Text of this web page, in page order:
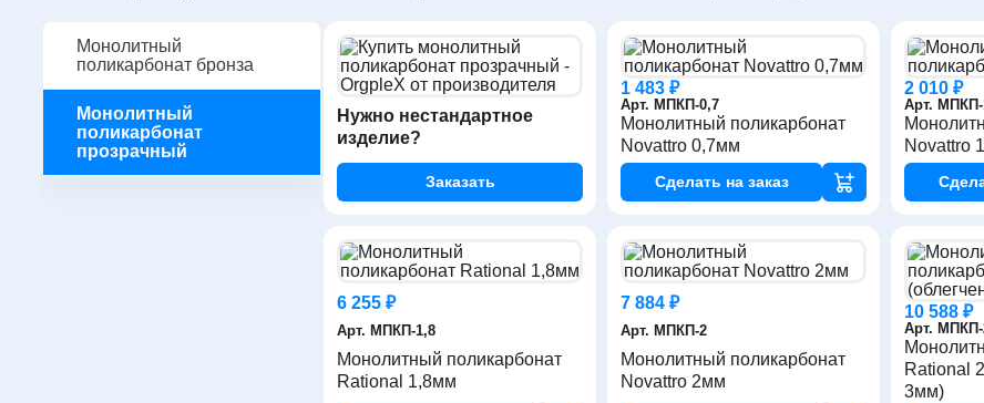
Монолитный
поликарбонат бронза
Монолитный
поликарбонат
прозрачный
Нужно нестандартное
изделие?
Заказать
1 483 ₽
Арт. МПКП-0,7
Монолитный поликарбонат
Novattro 0,7мм
Сделать на заказ
2 010 ₽
Арт.
Novattro
6 255 ₽
Арт. МПКП-1,8
Монолитный поликарбонат
Rational 1,8мм
7 884 ₽
Арт. МПКП-2
Монолитный поликарбонат
Novattro 2мм
10 588 ₽
Арт. МПКП-
Rational
3мм)